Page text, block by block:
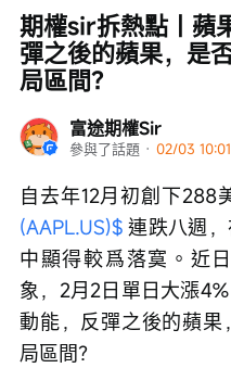
富途期權Sir
參與了話題 · 02/03 10:01
期權sir拆熱點丨蘋
彈之後的蘋果，是
局區間？
自去年12月初創下
(AAPL.US)$ 連跌八週
中顯得較爲落寞。近
象，2月2日單日大漲
動能，反彈之後的蘋
局區間？